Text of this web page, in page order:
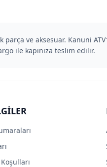
ve aksesuar. Kanuni
ile kapınıza teslim edilir.